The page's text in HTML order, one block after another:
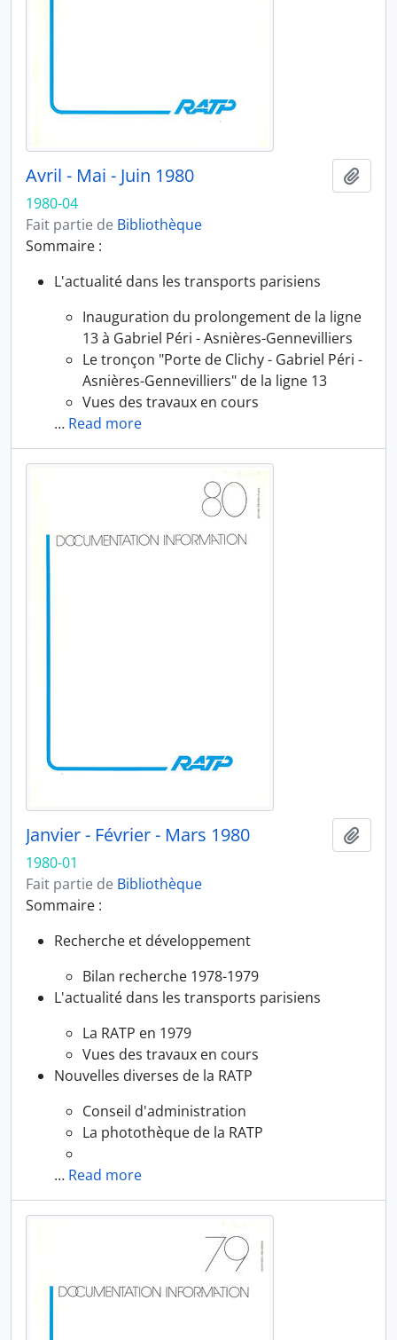
Avril - Mai - Juin 1980
1980-04
Fait partie de Bibliothèque
Sommaire :
L'actualité dans les transports parisiens
Inauguration du prolongement de la ligne
13 à Gabriel Péri - Asnières-Gennevilliers
Le tronçon "Porte de Clichy - Gabriel Péri -
Asnières-Gennevilliers" de la ligne 13
Vues des travaux en cours
… Read more
Janvier - Février - Mars 1980
1980-01
Fait partie de Bibliothèque
Sommaire :
Recherche et développement
Bilan recherche 1978-1979
L'actualité dans les transports parisiens
La RATP en 1979
Vues des travaux en cours
Nouvelles diverses de la RATP
Conseil d'administration
La photothèque de la RATP
… Read more